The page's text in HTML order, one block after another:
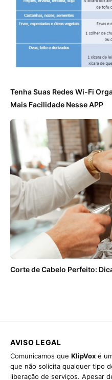
Tenha Suas Redes Wi-Fi
Mais Facilidade Nesse APP
Corte de Cabelo Perfeito:
AVISO LEGAL
Comunicamos que KlipVox é
que não solicita qualquer tipo
liberação de serviços. Apesar